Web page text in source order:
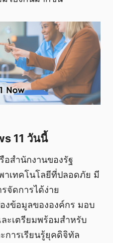
11 วันนี้
อสำนักงานของรัฐ
าเทคโนโลยีที่ปลอดภัย มี
จัดการได้ง่าย
งข้อมูลขององค์กร มอบ
ะเตรียมพร้อมสำหรับ
การเรียนรู้ยุคดิจิทัล